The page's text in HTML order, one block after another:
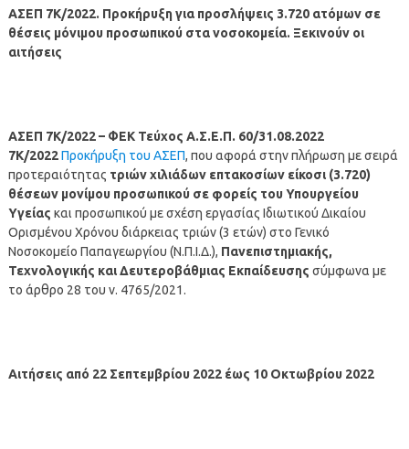
ΑΣΕΠ 7Κ/2022. Προκήρυξη για προσλήψεις 3.720 ατόμων σε
θέσεις μόνιμου προσωπικού στα νοσοκομεία. Ξεκινούν οι
αιτήσεις
ΑΣΕΠ 7Κ/2022 – ΦΕΚ Τεύχος Α.Σ.Ε.Π. 60/31.08.2022
7Κ/2022Προκήρυξη του ΑΣΕΠ, που αφορά στην πλήρωση με σειρά
προτεραιότητας τριών χιλιάδων επτακοσίων είκοσι (3.720)
θέσεων μονίμου προσωπικού σε φορείς του Υπουργείου
Υγείας και προσωπικού με σχέση εργασίας Ιδιωτικού Δικαίου
Ορισμένου Χρόνου διάρκειας τριών (3 ετών) στο Γενικό
Νοσοκομείο Παπαγεωργίου (Ν.Π.Ι.Δ.), Πανεπιστημιακής,
Τεχνολογικής και Δευτεροβάθμιας Εκπαίδευσης σύμφωνα με
το άρθρο 28 του ν. 4765/2021.
Αιτήσεις από 22 Σεπτεμβρίου 2022 έως 10 Οκτωβρίου 2022